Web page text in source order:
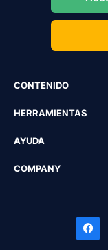
CONTENIDO
HERRAMIENTAS
AYUDA
COMPANY